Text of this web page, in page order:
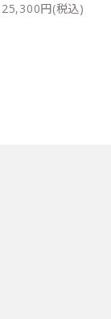
25,300円(税込)